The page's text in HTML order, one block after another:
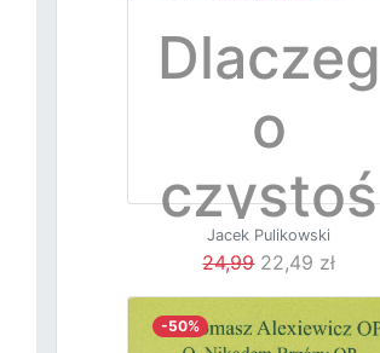
Dlaczeg
o
czystoś
ć?
Jacek Pulikowski
24,9922,49 zł
-50%